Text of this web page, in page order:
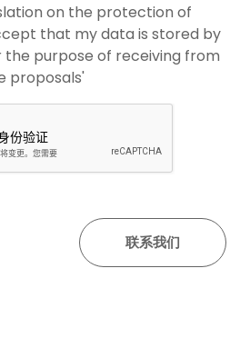
on the protection of
that my data is stored by
purpose of receiving from
proposals'